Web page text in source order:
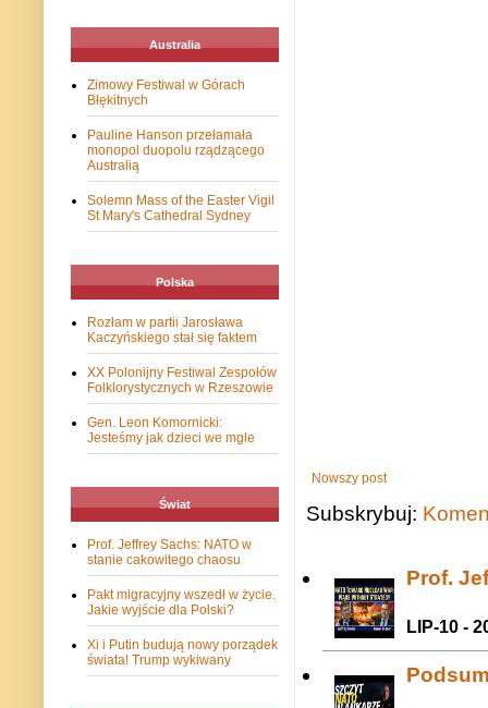
Nowszy post
Subskrybuj:
Prof.
LIP-10 -
Australia
Zimowy Festiwal w Górach
Błękitnych
Pauline Hanson przełamała
monopol duopolu rządzącego
Australią
Solemn Mass of the Easter Vigil
St Mary's Cathedral Sydney
Polska
Rozłam w partii Jarosława
Kaczyńskiego stał się faktem
XX Polonijny Festiwal Zespołów
Folklorystycznych w Rzeszowie
Gen. Leon Komornicki:
Jesteśmy jak dzieci we mgle
Świat
Prof. Jeffrey Sachs: NATO w
stanie cakowitego chaosu
Pakt migracyjny wszedł w życie.
Jakie wyjście dla Polski?
Xi i Putin budują nowy porządek
świata! Trump wykiwany